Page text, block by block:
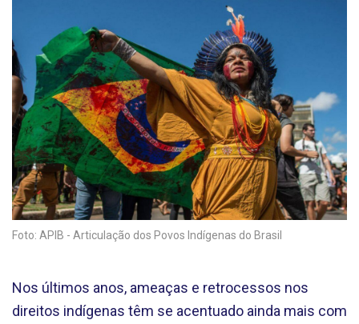
Foto: APIB - Articulação dos Povos Indígenas do Brasil
Nos últimos anos, ameaças e retrocessos nos
direitos indígenas têm se acentuado ainda mais com